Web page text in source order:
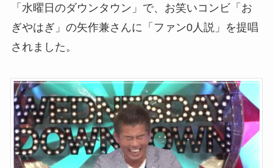
「水曜日のダウンタウン」で、お笑いコンビ「お
ぎやはぎ」の矢作兼さんに「ファン0人説」を提唱
されました。